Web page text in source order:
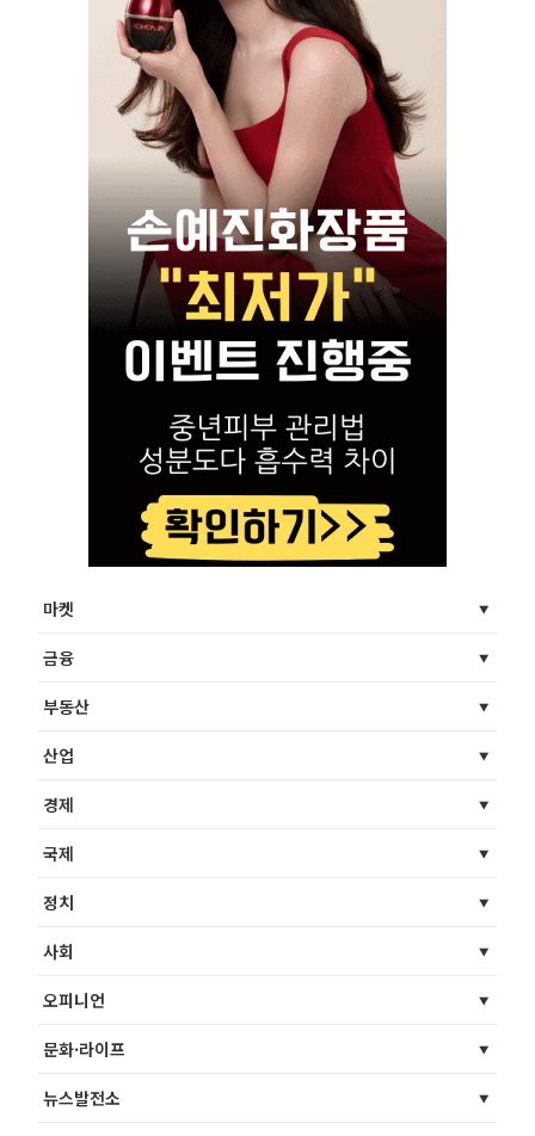
마켓
금융
부동산
산업
경제
국제
정치
사회
오피니언
문화·라이프
뉴스발전소